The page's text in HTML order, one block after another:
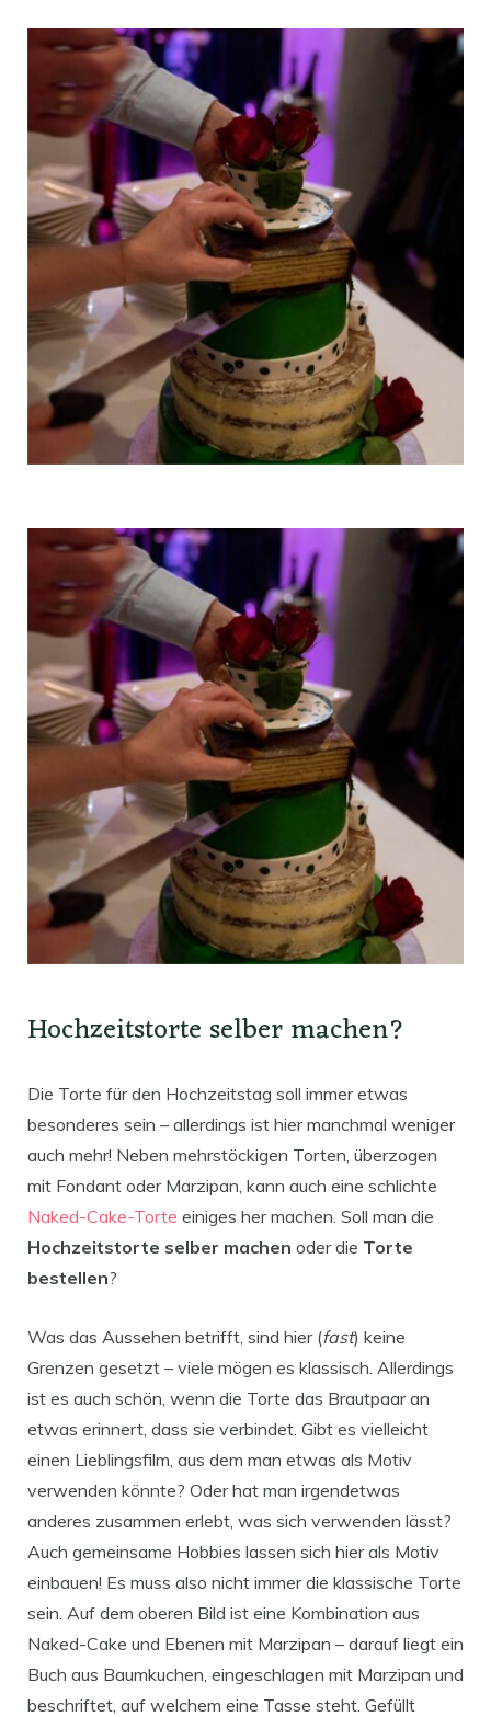
Hochzeitstorte selber machen?
Die Torte für den Hochzeitstag soll immer etwas
besonderes sein – allerdings ist hier manchmal weniger
auch mehr! Neben mehrstöckigen Torten, überzogen
mit Fondant oder Marzipan, kann auch eine schlichte
Naked-Cake-Torte einiges her machen. Soll man die
Hochzeitstorte selber machen oder die Torte
bestellen?
Was das Aussehen betrifft, sind hier (fast) keine
Grenzen gesetzt – viele mögen es klassisch. Allerdings
ist es auch schön, wenn die Torte das Brautpaar an
etwas erinnert, dass sie verbindet. Gibt es vielleicht
einen Lieblingsfilm, aus dem man etwas als Motiv
verwenden könnte? Oder hat man irgendetwas
anderes zusammen erlebt, was sich verwenden lässt?
Auch gemeinsame Hobbies lassen sich hier als Motiv
einbauen! Es muss also nicht immer die klassische Torte
sein. Auf dem oberen Bild ist eine Kombination aus
Naked-Cake und Ebenen mit Marzipan – darauf liegt ein
Buch aus Baumkuchen, eingeschlagen mit Marzipan und
beschriftet, auf welchem eine Tasse steht. Gefüllt